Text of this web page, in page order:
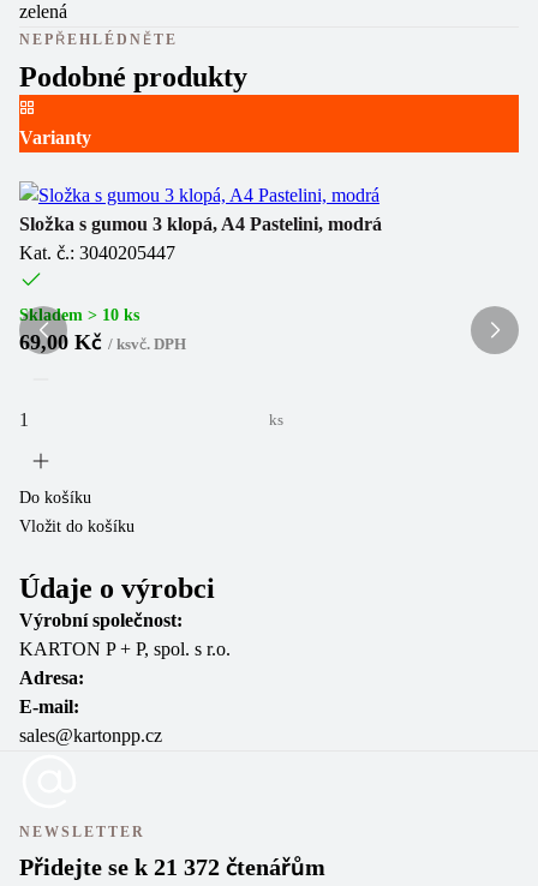
zelená
NEPŘEHLÉDNĚTE
Podobné produkty
Varianty
Složka s gumou 3 klopá, A4 Pastelini, modrá
Kat. č.: 3040205447
Skladem > 10 ks
69,00 Kč / ksvč. DPH
ks
Do košíku
Vložit do košíku
Údaje o výrobci
Výrobní společnost:
KARTON P + P, spol. s r.o.
Adresa:
E-mail:
sales@kartonpp.cz
NEWSLETTER
Přidejte se k 21 372 čtenářům